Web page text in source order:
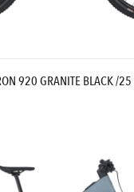
920 GRANITE BLACK /25